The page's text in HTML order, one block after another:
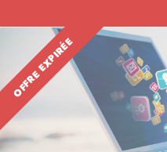
OFFRE EXPIRÉE